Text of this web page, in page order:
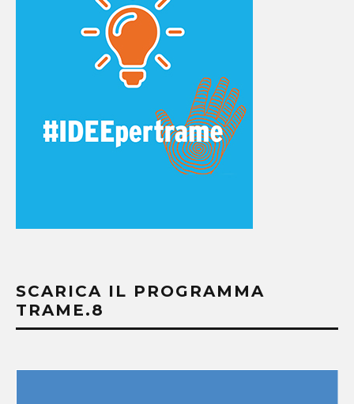
SCARICA IL PROGRAMMA
TRAME.8